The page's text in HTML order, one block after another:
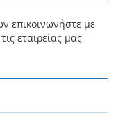
επικοινωνήστε με
εταιρείας μας